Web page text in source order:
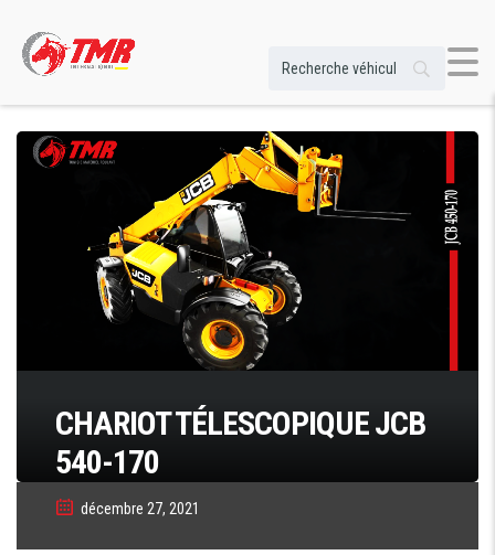
CHARIOT TÉLESCOPIQUE JCB
540-170
décembre 27, 2021